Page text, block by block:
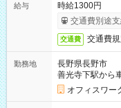
給与
時給1300円
交通費別途支
交通費 交通費
勤務地
長野県長野市
善光寺下駅から
オフィスワー